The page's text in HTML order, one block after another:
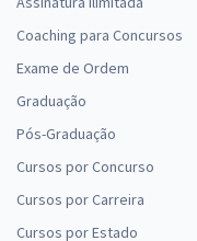
Coaching para Concursos
Exame de Ordem
Graduação
Pós-Graduação
Cursos por Concurso
Cursos por Carreira
Cursos por Estado